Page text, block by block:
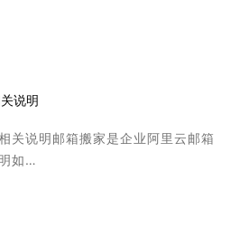
说明
关说明邮箱搬家是企业阿里云邮箱
如…